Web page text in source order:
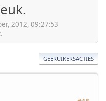
2012, 09:27:53
GEBRUIKERSACTIES